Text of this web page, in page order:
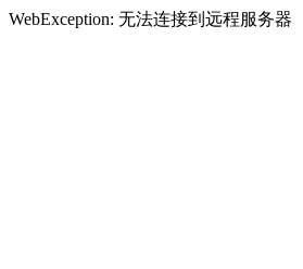
WebException: 无法连接到远程服务器